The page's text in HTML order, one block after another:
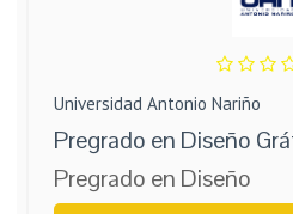
Universidad Antonio Nariño
Pregrado en Diseño
Pregrado en Diseño